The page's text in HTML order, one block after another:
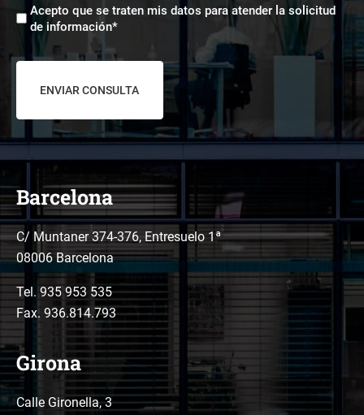
Aceptación
tratamiento
datos
Acepto que se traten mis datos para atender la solicitud
de información*
Barcelona
C/ Muntaner 374-376, Entresuelo 1ª
08006 Barcelona
Tel. 935 953 535
Fax. 936.814.793
Girona
Calle Gironella, 3